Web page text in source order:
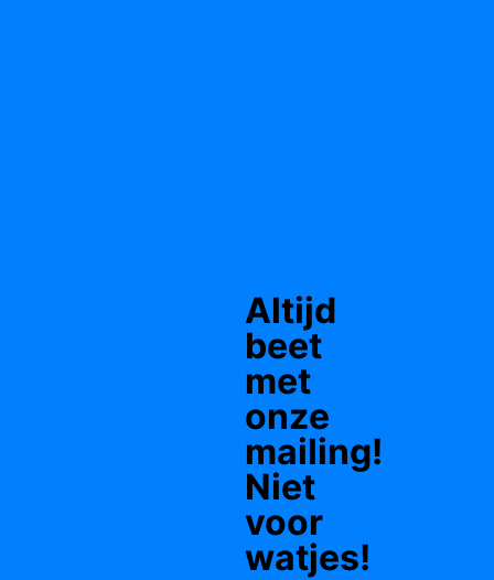
Altijd
beet
met
onze
mailing!
Niet
voor
watjes!